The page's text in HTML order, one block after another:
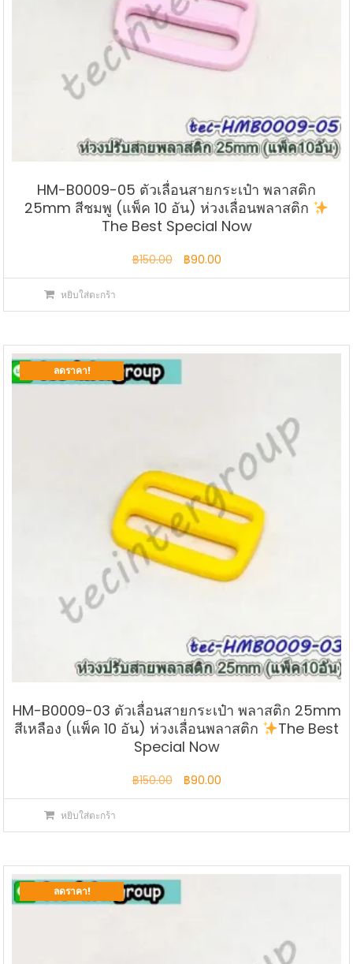
HM-B0009-05 ตัวเลื่อนสายกระเป๋า พลาสติก
25mm สีชมพู (แพ็ค 10 อัน) ห่วงเลื่อนพลาสติก
The Best Special Now
฿150.00
Original
price
฿90.00Current
price
หยิบใส่ตะกร้า
ลดราคา!
HM-B0009-03 ตัวเลื่อนสายกระเป๋า พลาสติก 25mm
สีเหลือง (แพ็ค 10 อัน) ห่วงเลื่อนพลาสติก
The Best
Special Now
฿150.00
Original
price
฿90.00Current
price
หยิบใส่ตะกร้า
ลดราคา!